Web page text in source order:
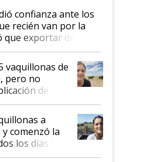
confianza ante los
recién van por la
exportar dejó de
"Tenemos un
del gobierno
vaquillonas de
pero no
de
a
comenzó la
los días le